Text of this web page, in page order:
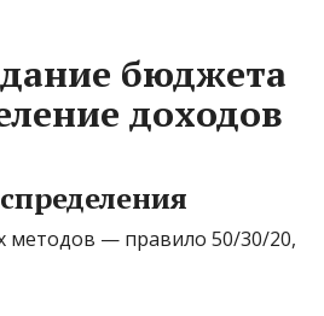
бюджета
доходов
методов — правило 50/30/20,